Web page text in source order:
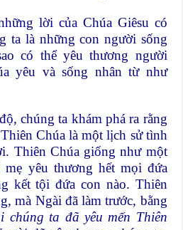
lời của Chúa Giêsu có
ta là những con người sống
có thể yêu thương người
yêu và sống nhân từ như
chúng ta khám phá ra rằng
Chúa là một lịch sử tình
Thiên Chúa giống như một
yêu thương hết mọi đứa
kết tội đứa con nào. Thiên
mà Ngài đã làm trước, bằng
chúng ta đã yêu mến Thiên